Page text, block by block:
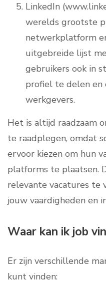
LinkedIn
werelds grootste
netwerkplatform
uitgebreide lijst
gebruikers ook in
profiel te delen
werkgevers.
Het is altijd raadzaam
te raadplegen, omdat
ervoor kiezen om hun
platforms te plaatsen.
relevante vacatures te
jouw vaardigheden en
Waar kan ik job
Er zijn verschillende
kunt vinden: